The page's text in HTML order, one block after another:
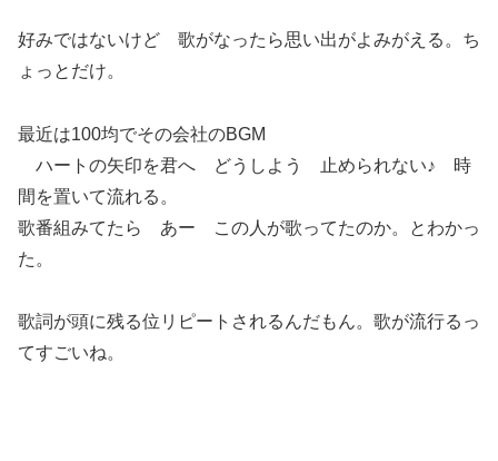
好みではないけど 歌がなったら思い出がよみがえる。ち
ょっとだけ。
最近は100均でその会社のBGM
ハートの矢印を君へ どうしよう 止められない♪ 時
間を置いて流れる。
歌番組みてたら あー この人が歌ってたのか。とわかっ
た。
歌詞が頭に残る位リピートされるんだもん。歌が流行るっ
てすごいね。